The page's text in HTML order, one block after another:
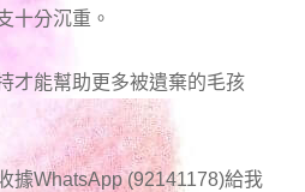
十分沉重。
才能幫助更多被遺棄的毛孩
據WhatsApp (92141178)給我